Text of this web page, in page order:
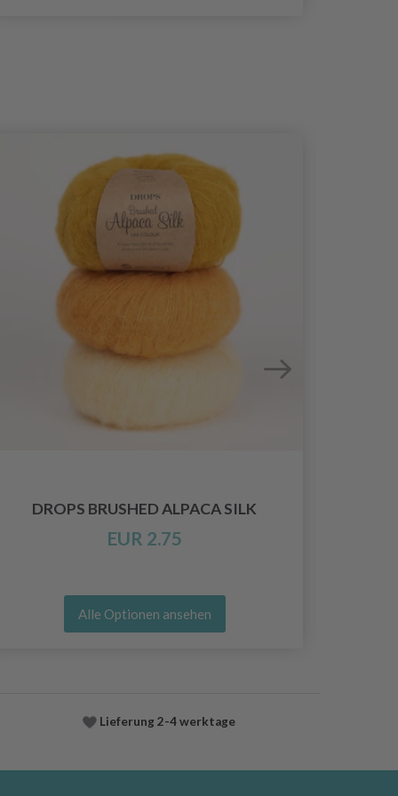
DROPS BRUSHED ALPACA SILK
EUR 2.75
Alle Optionen ansehen
Lieferung 2-4 werktage